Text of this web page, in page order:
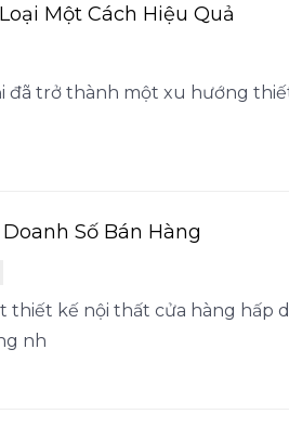
Một Cách Hiệu Quả
đã trở thành một xu hướng
Số Bán Hàng
thiết kế nội thất cửa hàng
nh